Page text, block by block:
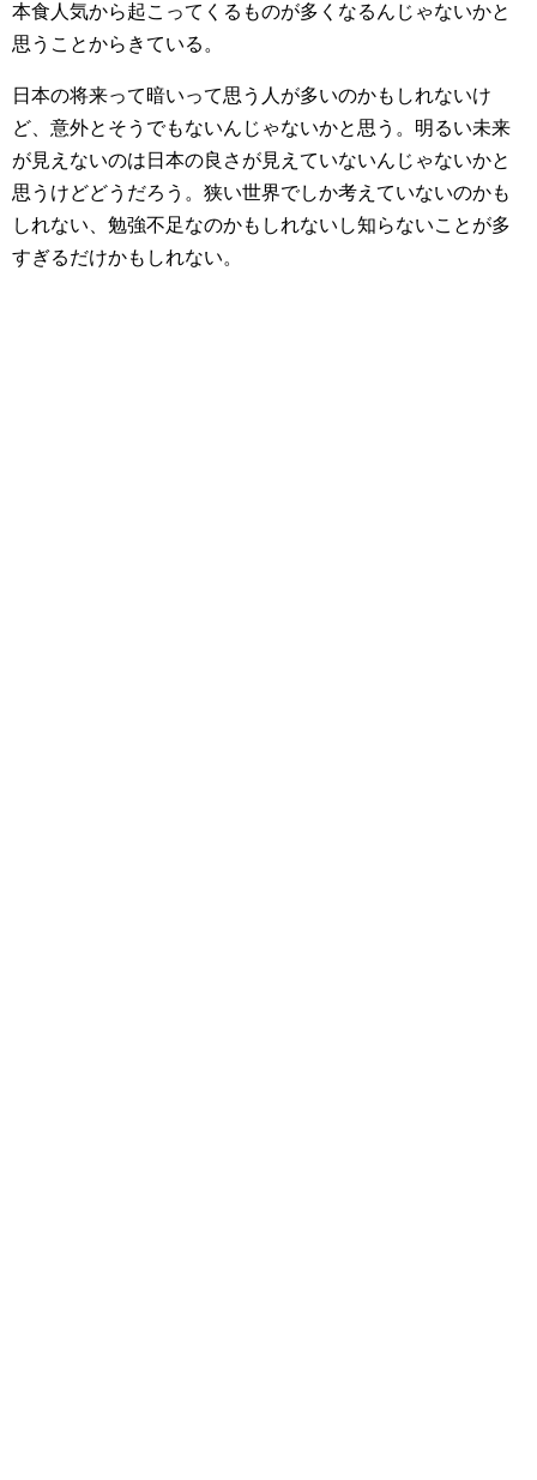
本食人気から起こってくるものが多くなるんじゃないかと
思うことからきている。
日本の将来って暗いって思う人が多いのかもしれないけ
ど、意外とそうでもないんじゃないかと思う。明るい未来
が見えないのは日本の良さが見えていないんじゃないかと
思うけどどうだろう。狭い世界でしか考えていないのかも
しれない、勉強不足なのかもしれないし知らないことが多
すぎるだけかもしれない。